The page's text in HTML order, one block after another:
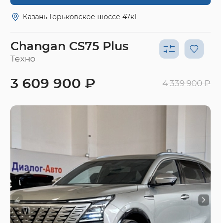
Казань Горьковское шоссе 47к1
Changan CS75 Plus
Техно
3 609 900 ₽ 4 339 900 ₽